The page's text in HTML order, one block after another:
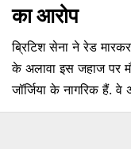
का आरोप
ब्रिटिश सेना ने रेड
के अलावा इस जहाज पर
जॉर्जिया के नागरिक हैं. वे